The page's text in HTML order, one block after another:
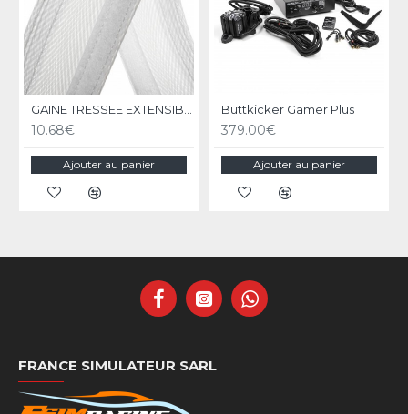
10.68€
Ajouter au panier
Buttkicker Gamer Plus
379.00€
Ajouter au panier
FRANCE SIMULATEUR SARL